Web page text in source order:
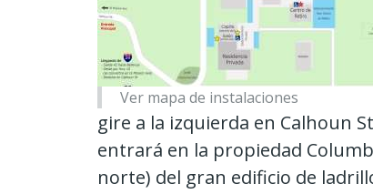
Ver mapa de instalaciones
gire a la izquierda en Calhoun
entrará en la propiedad
norte) del gran edificio de